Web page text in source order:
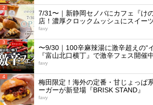
2
7/31〜｜新静岡セノバにカフェ『け
店！濃厚クロックムッシュにスイー
favy
3
〜9/30｜100辛麻辣湯に激辛超えの“
『富山北口横丁』で激辛フェス開催
favy
4
梅田限定！海外の定番・甘じょっぱ
ーガーが新登場『BRISK STAND』
favy